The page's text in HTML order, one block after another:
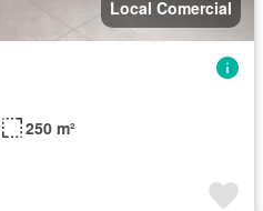
Local Comercial
250 m²